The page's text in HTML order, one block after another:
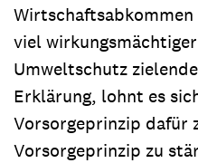
viel
Umweltschutz
Erklärung, lohnt es
Vorsorgeprinzip dafür
Vorsorgeprinzip zu